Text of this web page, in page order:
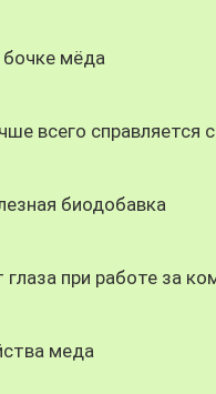
мёда
всего справляется
биодобавка
при работе за
меда